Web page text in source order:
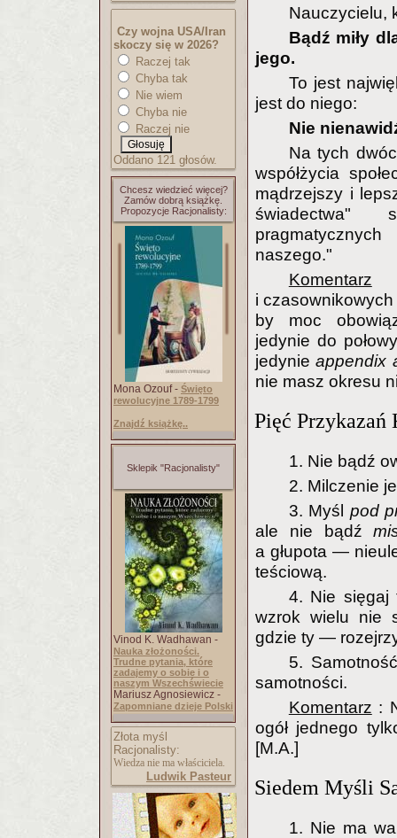
Czy wojna USA/Iran
skoczy się w 2026?
Raczej tak
Chyba tak
Nie wiem
Chyba nie
Raczej nie
Oddano 121 głosów.
Chcesz wiedzieć więcej?
Zamów dobrą książkę.
Propozycje Racjonalisty:
Mona Ozouf - Święto
rewolucyjne 1789-1799
Znajdź książkę..
Sklepik "Racjonalisty"
Vinod K. Wadhawan -
Nauka złożoności.
Trudne pytania, które
zadajemy o sobie i o
naszym Wszechświecie
Mariusz Agnosiewicz -
Zapomniane dzieje Polski
Złota myśl
Racjonalisty:
Wiedza nie ma właściciela.
Ludwik Pasteur
Nauczycielu,
Bądź miły
jego.
To jest
jest do niego:
Nie
Na tych
współżycia
mądrzejszy i
świadectwa"
naszego."
Komentarz
i
by moc
jedynie do
jedynieappendix
nie masz okresu
Pięć Przykazań
1. Nie bądź
2. Milczenie
3. Myśl pod
ale nie bądź
a głupota —
teściową.
4. Nie sięgaj
wzrok wielu nie
gdzie ty —
5.
samotności.
Komentarz :
ogół jednego
[M.A.]
Siedem Myśli
1. Nie ma